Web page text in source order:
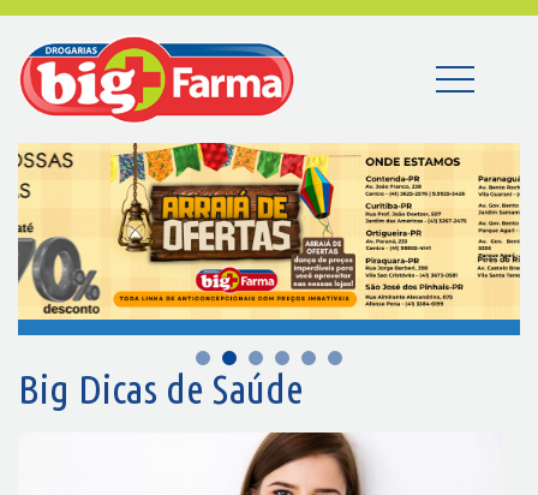
Big Dicas de Saúde